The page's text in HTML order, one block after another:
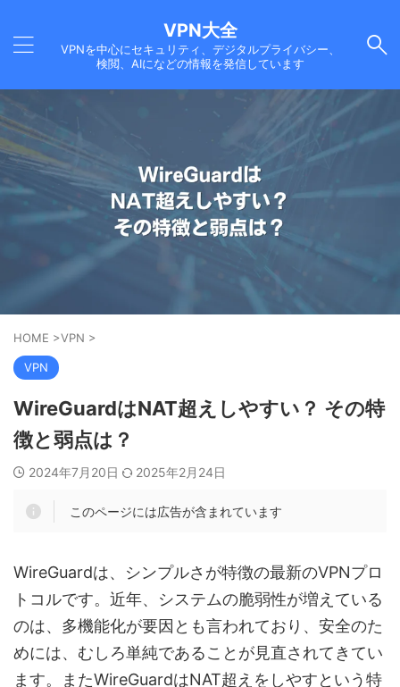
VPN大全
VPNを中心にセキュリティ、デジタルプライバシー、
検閲、AIになどの情報を発信しています
HOME >VPN >
VPN
WireGuardはNAT超えしやすい？ その特
徴と弱点は？
2024年7月20日 2025年2月24日
このページには広告が含まれています
WireGuardは、シンプルさが特徴の最新のVPNプロ
トコルです。近年、システムの脆弱性が増えている
のは、多機能化が要因とも言われており、安全のた
めには、むしろ単純であることが見直されてきてい
ます。またWireGuardはNAT超えをしやすという特